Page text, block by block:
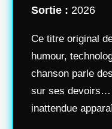
Sortie : 2026
Ce titre original
humour,
chanson parle
sur ses devoirs…
inattendue